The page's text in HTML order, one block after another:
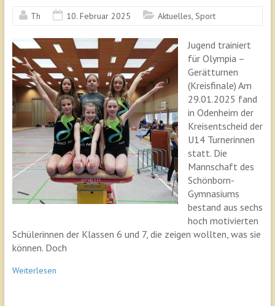
Th 10. Februar 2025 Aktuelles, Sport
Jugend trainiert
für Olympia –
Gerätturnen
(Kreisfinale) Am
29.01.2025 fand
in Odenheim der
Kreisentscheid der
U14 Turnerinnen
statt. Die
Mannschaft des
Schönborn-
Gymnasiums
bestand aus sechs
hoch motivierten
Schülerinnen der Klassen 6 und 7, die zeigen wollten, was sie
können. Doch
Weiterlesen